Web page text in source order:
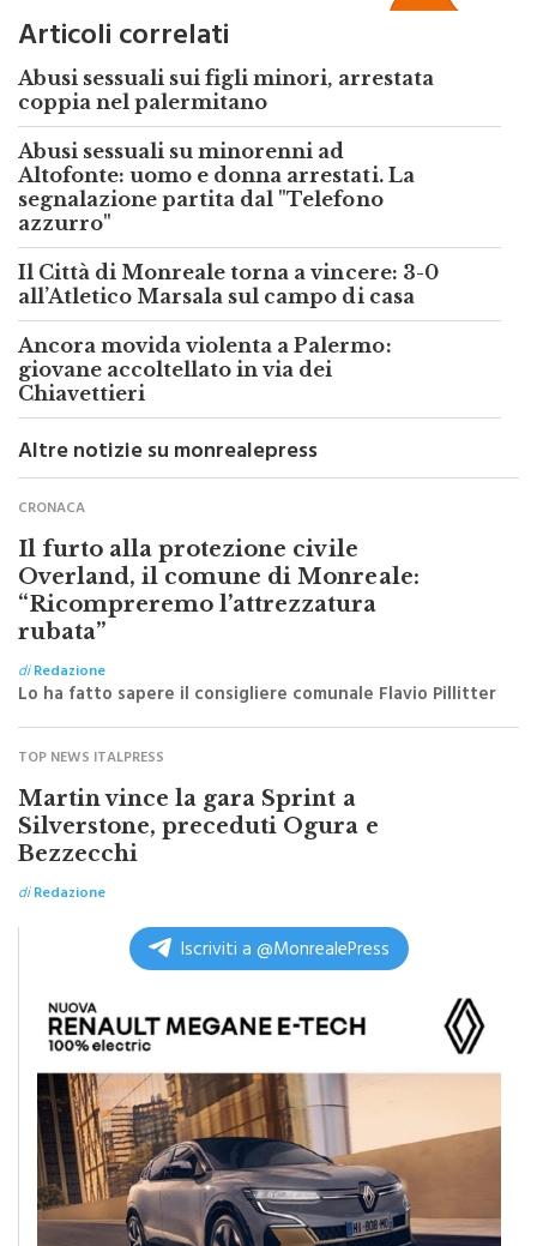
Articoli correlati
Abusi sessuali sui figli minori, arrestata
coppia nel palermitano
Abusi sessuali su minorenni ad
Altofonte: uomo e donna arrestati. La
segnalazione partita dal "Telefono
azzurro"
Il Città di Monreale torna a vincere: 3-0
all’Atletico Marsala sul campo di casa
Ancora movida violenta a Palermo:
giovane accoltellato in via dei
Chiavettieri
Altre notizie su monrealepress
CRONACA
Il furto alla protezione civile
Overland, il comune di Monreale:
“Ricompreremo l’attrezzatura
rubata”
diRedazione
Lo ha fatto sapere il consigliere comunale Flavio Pillitter
TOP NEWS ITALPRESS
Martin vince la gara Sprint a
Silverstone, preceduti Ogura e
Bezzecchi
di